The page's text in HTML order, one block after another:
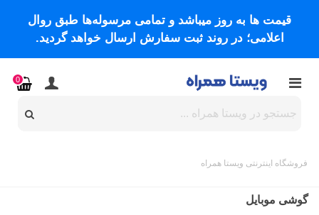
قیمت ها به روز میباشد و تمامی مرسوله‌ها طبق روال
اعلامی؛ در روند ثبت سفارش ارسال خواهد گردید.
0
فروشگاه اینترنتی ویستا همراه
گوشی موبایل